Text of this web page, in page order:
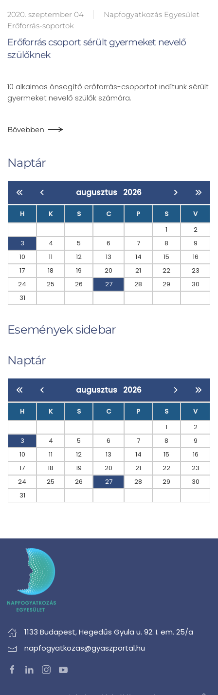
2020. szeptember 04
Napfogyatkozás Egyesület
Erőforrás-soportok
Erőforrás csoport sérült gyermeket nevelő
szülőknek
10 alkalmas önsegítő erőforrás-csoportot indítunk sérült
gyermeket nevelő szülők számára.
Bővebben
Naptár
augusztus 2026
H K S C P S
V
1
2
3
4 5 6 7 8
9
10
11 12 13 14 15
16
17
18 19 20 21 22
23
24
25 26 27 28 29
30
31
Események sidebar
Naptár
augusztus 2026
H K S C P S
V
1
2
3
4 5 6 7 8
9
10
11 12 13 14 15
16
17
18 19 20 21 22
23
24
25 26 27 28 29
30
31
1133 Budapest,Hegedűs Gyula u. 92. I. em. 25/a
napfogyatkozas@gyaszportal.hu